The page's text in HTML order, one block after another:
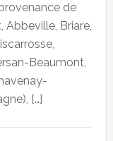
de
Abbeville, Briare,
Beaumont,
[…]